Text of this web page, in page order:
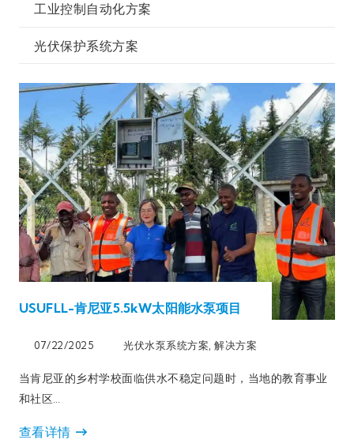
工业控制自动化方案
光伏保护系统方案
USUFLL-肯尼亚5.5kW太阳能水泵项目
07/22/2025 光伏水泵系统方案 ,解决方案
当肯尼亚的乡村学校面临供水不稳定问题时，当地的教育事业
和社区…
查看详情